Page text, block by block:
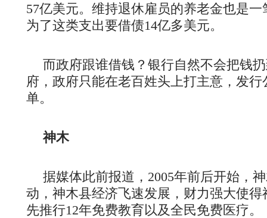
57亿美元。维持退休雇员的养老金也是
为了这类支出要借债14亿多美元。
而政府跟谁借钱？银行自然不会把钱
府，政府只能在老百姓头上打主意，发
单。
神木
据媒体此前报道，2005年前后开始，
动，神木县经济飞速发展，财力强大使
先推行12年免费教育以及全民免费医疗。